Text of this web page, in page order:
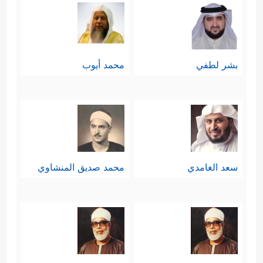
بشر لطفي محمد أيوب
سعد الغامدي محمد صديق المنشاوي